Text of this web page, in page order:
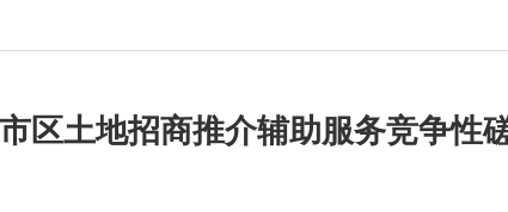
区土地招商推介辅助服务竞争性